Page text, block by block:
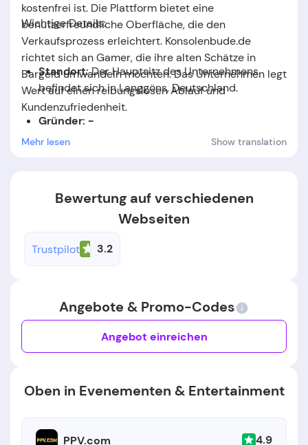
kostenfrei ist. Die Plattform bietet eine
benutzerfreundliche Oberfläche, die den
Verkaufsprozess erleichtert. Konsolenbude.de
richtet sich an Gamer, die ihre alten Schätze in
Bargeld umwandeln möchten. Das Unternehmen legt
Wert auf einen reibungslosen Ablauf und
Kundenzufriedenheit.
Wichtige Details:
Standort:Der Hauptsitz des Unternehmens
befindet sich in Langgöns, Deutschland.
Gründer: -
Mehr lesen Show translation
Bewertung auf verschiedenen
Webseiten
Trustpilot 3.2
Angebote & Promo-Codes
Angebot einreichen
Oben in Evenementen & Entertainment
PPV.com 4.9